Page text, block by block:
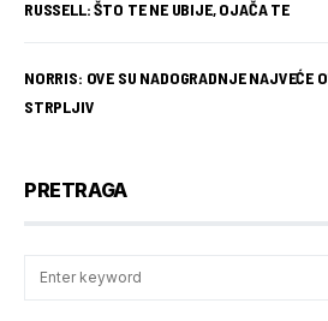
RUSSELL: ŠTO TE NE UBIJE, OJAČA TE
NORRIS: OVE SU NADOGRADNJE NAJVEĆE
STRPLJIV
PRETRAGA